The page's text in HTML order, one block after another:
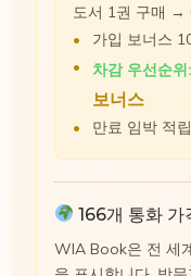
도서 1권 구매 →
가입 보너스
차감 우선순위:
보너스
만료 임박 적
166개 통화 가
WIA Book은 전 세